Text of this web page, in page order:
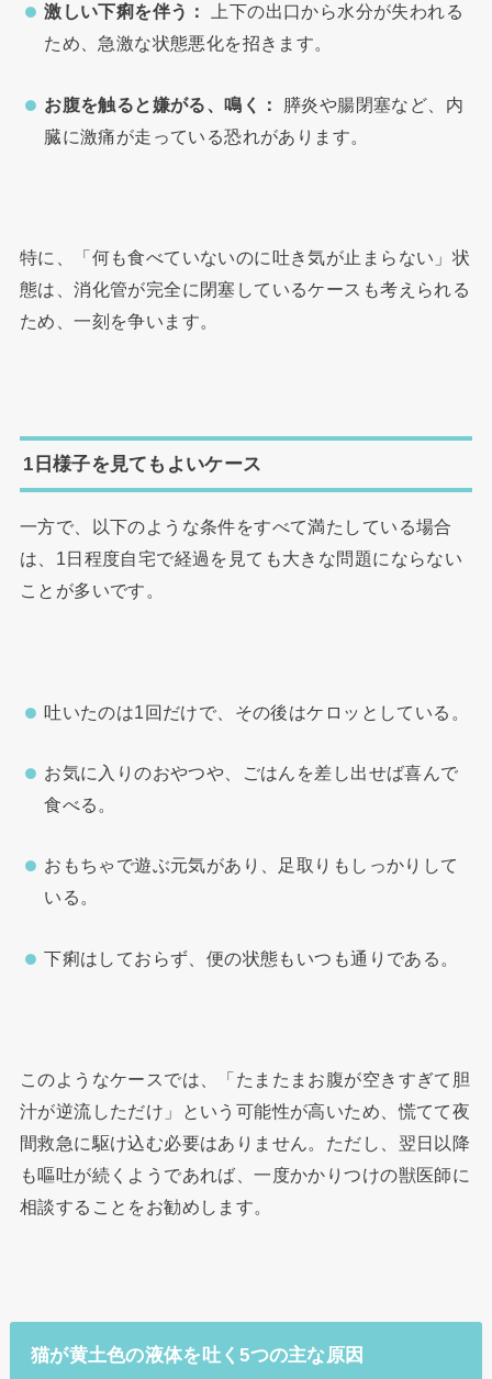
激しい下痢を伴う：
上下の出口から水分が失われる
ため、急激な状態悪化を招きます。
お腹を触ると嫌がる、鳴く：
膵炎や腸閉塞など、内
臓に激痛が走っている恐れがあります。
特に、「何も食べていないのに吐き気が止まらない」状
態は、消化管が完全に閉塞しているケースも考えられる
ため、一刻を争います。
1日様子を見てもよいケース
一方で、以下のような条件をすべて満たしている場合
は、1日程度自宅で経過を見ても大きな問題にならない
ことが多いです。
吐いたのは1回だけで、その後はケロッとしている。
お気に入りのおやつや、ごはんを差し出せば喜んで
食べる。
おもちゃで遊ぶ元気があり、足取りもしっかりして
いる。
下痢はしておらず、便の状態もいつも通りである。
このようなケースでは、「たまたまお腹が空きすぎて胆
汁が逆流しただけ」という可能性が高いため、慌てて夜
間救急に駆け込む必要はありません。ただし、翌日以降
も嘔吐が続くようであれば、一度かかりつけの獣医師に
相談することをお勧めします。
猫が黄土色の液体を吐く5つの主な原因